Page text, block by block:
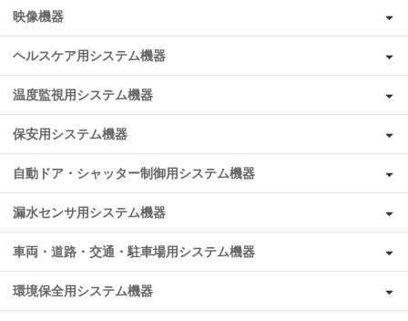
映像機器
ヘルスケア用システム機器
温度監視用システム機器
保安用システム機器
自動ドア・シャッター制御用システム機器
漏水センサ用システム機器
車両・道路・交通・駐車場用システム機器
環境保全用システム機器